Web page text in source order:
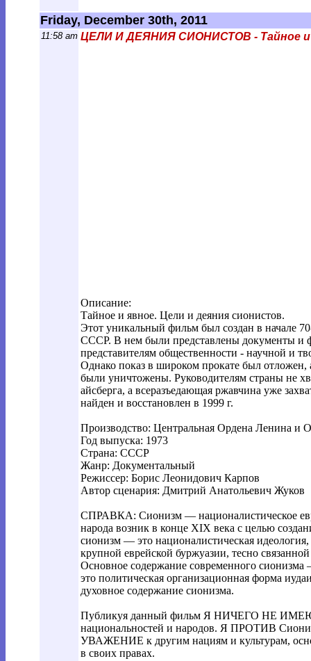
Friday, December 30th, 2011
11:58 am ЦЕЛИ И ДЕЯНИЯ СИОНИСТОВ - Тайное и
Описание:
Тайное и явное. Цели и деяния сионистов.
Этот уникальный фильм был создан в
СССР. В нем были представлены документы и
представителям общественности - научной и
Однако показ в широком прокате был отложен,
были уничтожены. Руководителям страны не
айсберга, а всеразъедающая ржавчина уже
найден и восстановлен в 1999 г.
Производство: Центральная Ордена Ленина и
Год выпуска: 1973
Страна: СССР
Жанр: Документальный
Режиссер: Борис Леонидович Карпов
Автор сценария: Дмитрий Анатольевич Жуков
СПРАВКА: Сионизм — националистическое
народа возник в конце XIX века с целью
сионизм — это националистическая
крупной еврейской буржуазии, тесно
Основное содержание современного
это политическая организационная форма
духовное содержание сионизма.
Публикуя данный фильм Я НИЧЕГО НЕ ИМЕЮ
национальностей и народов. Я ПРОТИВ
УВАЖЕНИЕ к другим нациям и культурам,
в своих правах.